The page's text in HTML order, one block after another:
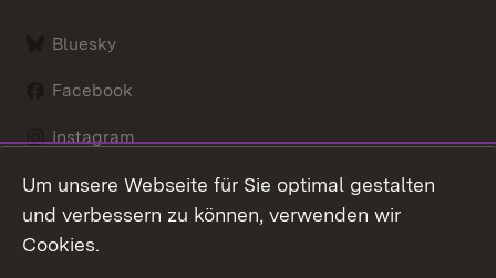
Bluesky
Facebook
Instagram
LinkedIn
Um unsere Webseite für Sie optimal gestalten
und verbessern zu können, verwenden wir
Cookies.